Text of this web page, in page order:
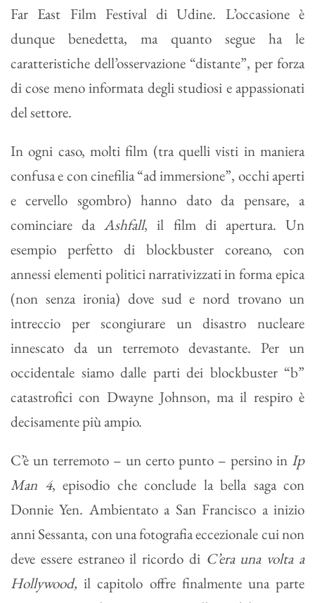
Far East Film Festival di Udine. L’occasione è
dunque benedetta, ma quanto segue ha le
caratteristiche dell’osservazione “distante”, per forza
di cose meno informata degli studiosi e appassionati
del settore.
In ogni caso, molti film (tra quelli visti in maniera
confusa e con cinefilia “ad immersione”, occhi aperti
e cervello sgombro) hanno dato da pensare, a
cominciare daAshfall, il film di apertura. Un
esempio perfetto di blockbuster coreano, con
annessi elementi politici narrativizzati in forma epica
(non senza ironia) dove sud e nord trovano un
intreccio per scongiurare un disastro nucleare
innescato da un terremoto devastante. Per un
occidentale siamo dalle parti dei blockbuster “b”
catastrofici con Dwayne Johnson, ma il respiro è
decisamente più ampio.
C’è un terremoto – un certo punto – persino in Ip
Man 4, episodio che conclude la bella saga con
Donnie Yen. Ambientato a San Francisco a inizio
anni Sessanta, con una fotografia eccezionale cui non
deve essere estraneo il ricordo di C’era una volta a
Hollywood,il capitolo offre finalmente una parte